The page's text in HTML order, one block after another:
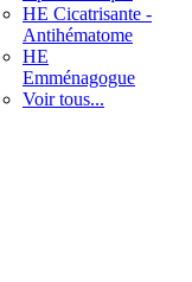
HE Cicatrisante -
Antihématome
HE
Emménagogue
Voir tous...